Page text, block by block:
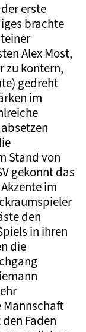
erste
brachte
Alex Most,
zu kontern,
gedreht
im
Stand von
gekonnt das
im
den
in ihren
die
Mannschaft
Faden